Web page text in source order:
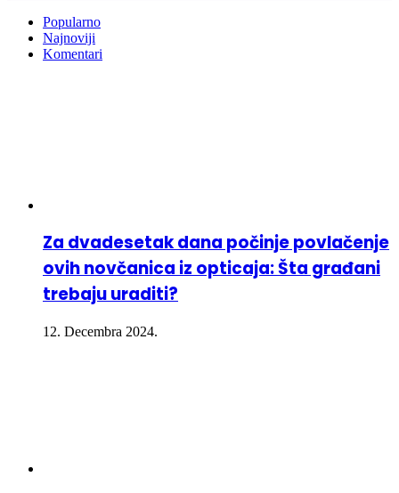
Popularno
Najnoviji
Komentari
Za dvadesetak dana počinje povlačenje
ovih novčanica iz opticaja: Šta građani
trebaju uraditi?
12. Decembra 2024.